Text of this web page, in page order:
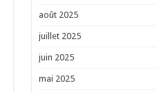
août 2025
juillet 2025
juin 2025
mai 2025